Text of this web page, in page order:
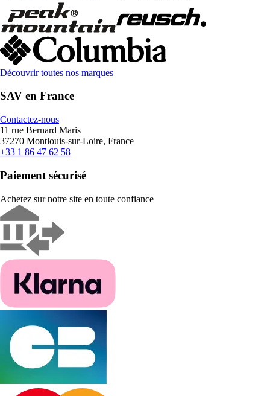
Découvrir toutes nos marques
SAV en France
Contactez-nous
11 rue Bernard Maris
37270 Montlouis-sur-Loire, France
+33 1 86 47 62 58
Paiement sécurisé
Achetez sur notre site en toute confiance